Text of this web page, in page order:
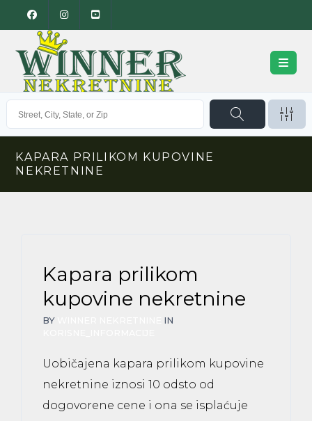
KAPARA PRILIKOM KUPOVINE
NEKRETNINE
Kapara prilikom
kupovine nekretnine
BY
IN
Uobičajena kapara prilikom kupovine
nekretnine iznosi 10 odsto od
dogovorene cene i ona se isplaćuje